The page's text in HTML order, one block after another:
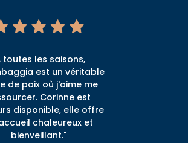
toutes les saisons,
est un véritable
de paix où j'aime me
Corinne est
disponible, elle offre
chaleureux et
bienveillant."